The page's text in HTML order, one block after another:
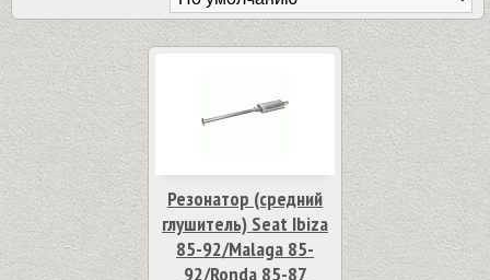
Резонатор (средний
глушитель) Seat Ibiza
85-92/Malaga 85-
92/Ronda 85-87